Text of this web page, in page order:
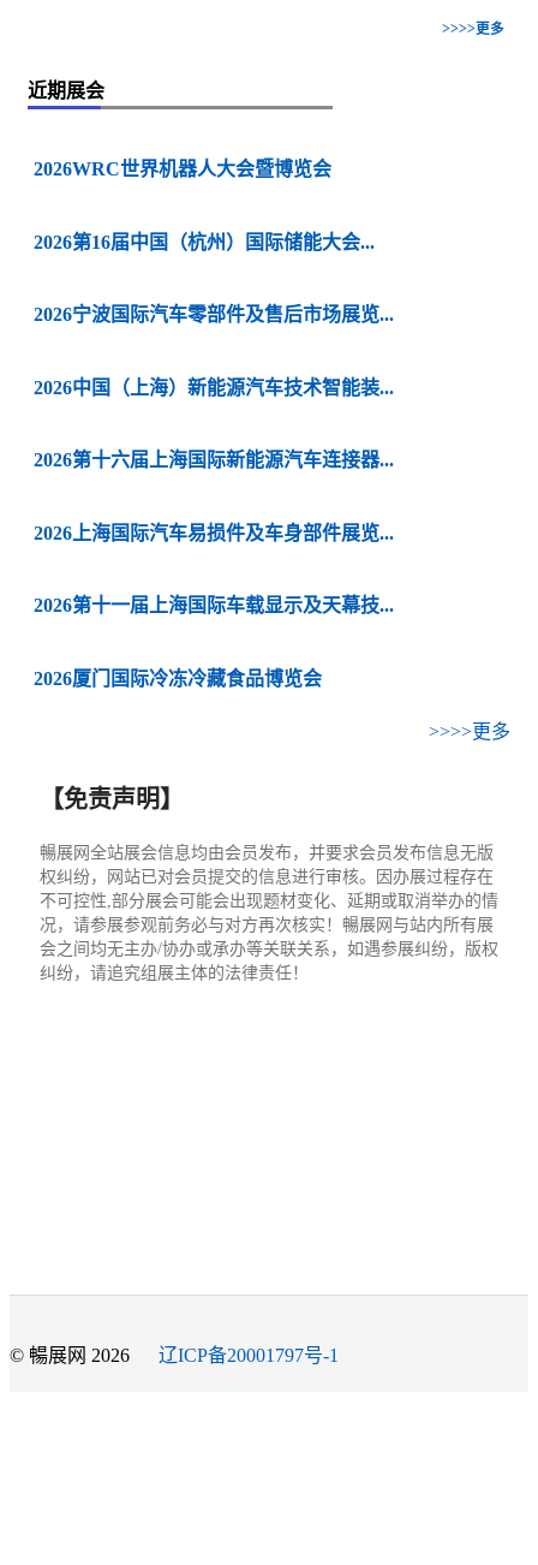
>>>>更多
近期展会
2026WRC世界机器人大会暨博览会
2026第16届中国（杭州）国际储能大会...
2026宁波国际汽车零部件及售后市场展览...
2026中国（上海）新能源汽车技术智能装...
2026第十六届上海国际新能源汽车连接器...
2026上海国际汽车易损件及车身部件展览...
2026第十一届上海国际车载显示及天幕技...
2026厦门国际冷冻冷藏食品博览会
>>>>更多
【免责声明】
暢展网全站展会信息均由会员发布，并要求会员发布信息无版
权纠纷，网站已对会员提交的信息进行审核。因办展过程存在
不可控性,部分展会可能会出现题材变化、延期或取消举办的情
况，请参展参观前务必与对方再次核实！暢展网与站内所有展
会之间均无主办/协办或承办等关联关系，如遇参展纠纷，版权
纠纷，请追究组展主体的法律责任！
© 暢展网 2026 辽ICP备20001797号-1